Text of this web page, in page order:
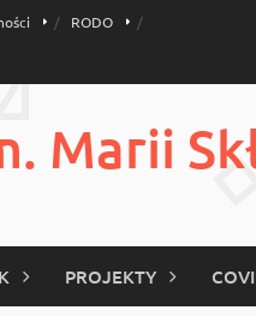
RODO
Marii
PROJEKTY